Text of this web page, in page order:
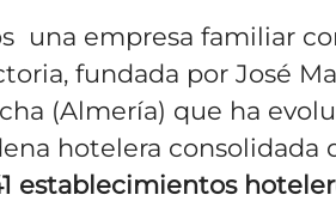
una empresa familiar
fundada por José
(Almería) que ha
hotelera consolidada
establecimientos